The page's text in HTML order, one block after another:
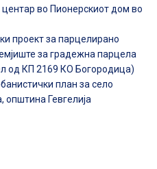
во Пионерскиот дом во
проект за парцелирано
за градежна парцела
од КП 2169 КО Богородица)
план за село
општина Гевгелија